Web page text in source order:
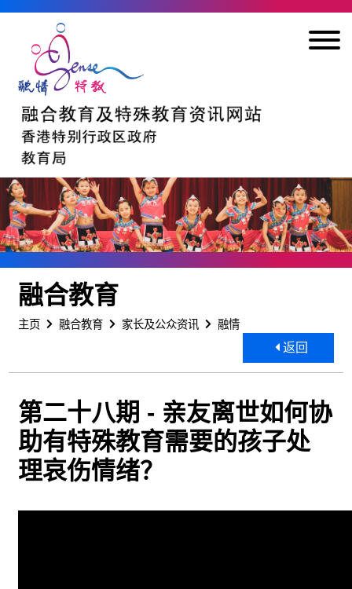
融合教育
主页 融合教育 家长及公众资讯 融情
返回
第二十八期 - 亲友离世如何协
助有特殊教育需要的孩子处
理哀伤情绪？